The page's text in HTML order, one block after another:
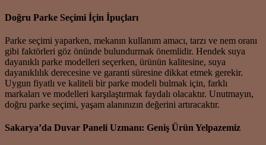
Doğru Parke Seçimi İçin İpuçları
Parke seçimi yaparken, mekanın kullanım amacı, tarzı ve nem oranı
gibi faktörleri göz önünde bulundurmak önemlidir. Hendek suya
dayanıklı parke modelleri seçerken, ürünün kalitesine, suya
dayanıklılık derecesine ve garanti süresine dikkat etmek gerekir.
Uygun fiyatlı ve kaliteli bir parke modeli bulmak için, farklı
markaları ve modelleri karşılaştırmak faydalı olacaktır. Unutmayın,
doğru parke seçimi, yaşam alanınızın değerini artıracaktır.
Sakarya’da Duvar Paneli Uzmanı: Geniş Ürün Yelpazemiz